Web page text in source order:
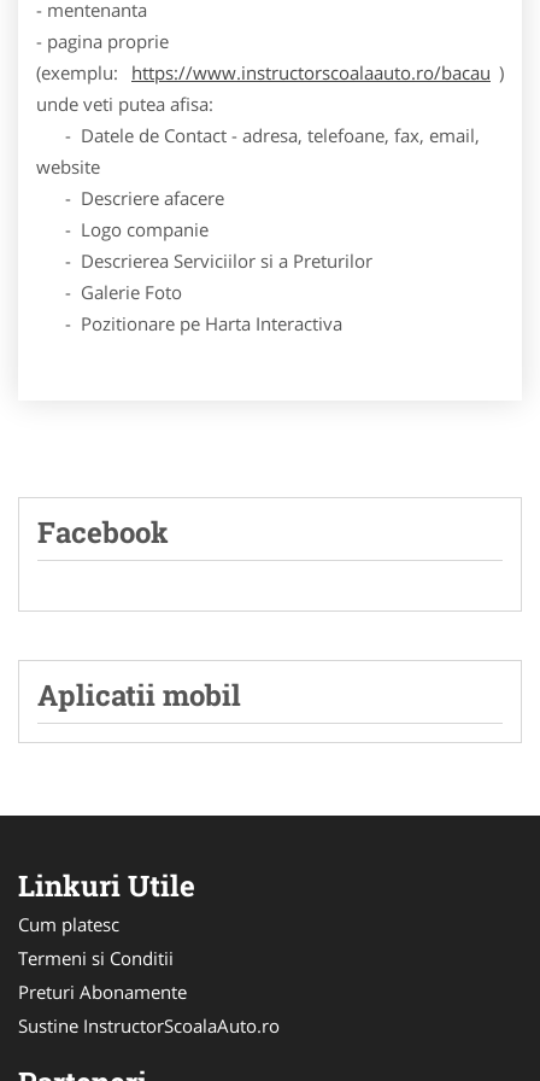
- mentenanta
- pagina proprie
(exemplu:
https://www.instructorscoalaauto.ro/bacau )
unde veti putea afisa:
- Datele de Contact - adresa, telefoane, fax, email,
website
- Descriere afacere
- Logo companie
- Descrierea Serviciilor si a Preturilor
- Galerie Foto
- Pozitionare pe Harta Interactiva
Facebook
Aplicatii mobil
Linkuri Utile
Cum platesc
Termeni si Conditii
Preturi Abonamente
Sustine InstructorScoalaAuto.ro